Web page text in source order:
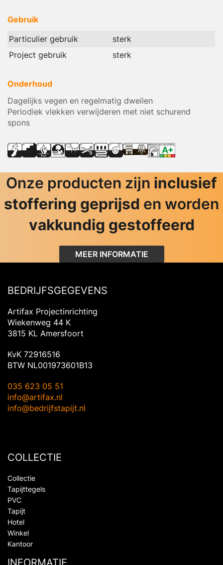
Gebruik
Particulier gebruik
sterk
Project gebruik
sterk
Onderhoud
Dagelijks vegen en regelmatig dweilen
Periodiek vlekken verwijderen met niet schurend
spons
Onze producten zijn inclusief
stoffering geprijsd en worden
vakkundig gestoffeerd
MEER INFORMATIE
BEDRIJFSGEGEVENS
Artifax Projectinrichting
Wiekenweg 44 K
3815 KL Amersfoort
KvK 72916516
BTW NL001973601B13
035 623 05 51
info@artifax.nl
info@bedrijfstapijt.nl
COLLECTIE
Collectie
Tapijttegels
PVC
Tapijt
Hotel
Winkel
Kantoor
INFORMATIE